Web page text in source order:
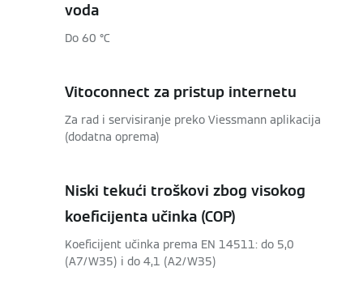
voda
Do 60 °C
Vitoconnect za pristup internetu
Za rad i servisiranje preko Viessmann aplikacija
(dodatna oprema)
Niski tekući troškovi zbog visokog
koeficijenta učinka (COP)
Koeficijent učinka prema EN 14511: do 5,0
(A7/W35) i do 4,1 (A2/W35)